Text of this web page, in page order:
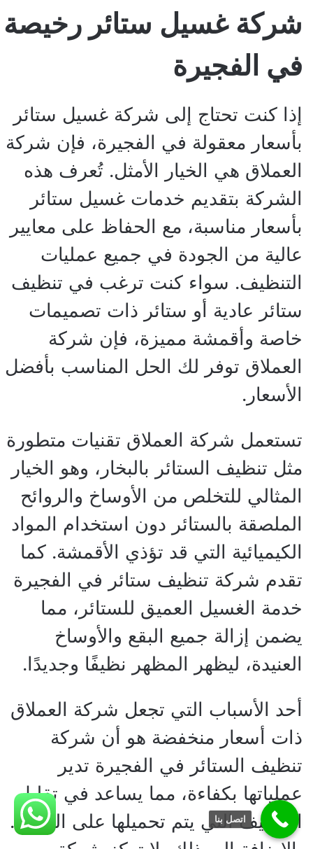
شركة غسيل ستائر رخيصة
في الفجيرة
إذا كنت تحتاج إلى شركة غسيل ستائر
بأسعار معقولة في الفجيرة، فإن شركة
العملاق هي الخيار الأمثل. تُعرف هذه
الشركة بتقديم خدمات غسيل ستائر
بأسعار مناسبة، مع الحفاظ على معايير
عالية من الجودة في جميع عمليات
التنظيف. سواء كنت ترغب في تنظيف
ستائر عادية أو ستائر ذات تصميمات
خاصة وأقمشة مميزة، فإن شركة
العملاق توفر لك الحل المناسب بأفضل
الأسعار.
تستعمل شركة العملاق تقنيات متطورة
مثل تنظيف الستائر بالبخار، وهو الخيار
المثالي للتخلص من الأوساخ والروائح
الملصقة بالستائر دون استخدام المواد
الكيميائية التي قد تؤذي الأقمشة. كما
تقدم شركة تنظيف ستائر في الفجيرة
خدمة الغسيل العميق للستائر، مما
يضمن إزالة جميع البقع والأوساخ
العنيدة، ليظهر المظهر نظيفًا وجديدًا.
أحد الأسباب التي تجعل شركة العملاق
ذات أسعار منخفضة هو أن شركة
تنظيف الستائر في الفجيرة تدير
عملياتها بكفاءة، مما يساعد في تقليل
التكاليف التي يتم تحميلها على العملاء.
اتصل بنا